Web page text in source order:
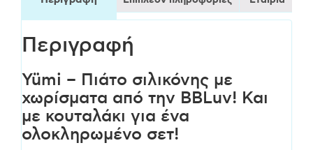
χωρίσματα
και
βεντούζα
-πράσινο
Περιγραφή
Yümi – Πιάτο σιλικόνης με
χωρίσματα από την BBLuv! Και
με κουταλάκι για ένα
ολοκληρωμένο σετ!